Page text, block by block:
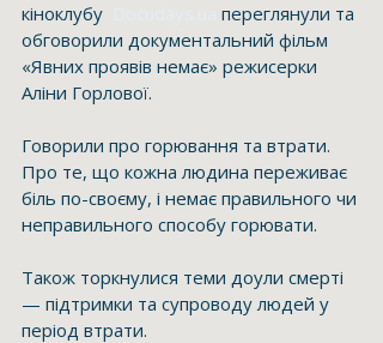
кіноклубу Docudays.ua переглянули та
обговорили документальний фільм
«Явних проявів немає» режисерки
Аліни Горлової.
Говорили про горювання та втрати.
Про те, що кожна людина переживає
біль по-своєму, і немає правильного чи
неправильного способу горювати.
Також торкнулися теми доули смерті
— підтримки та супроводу людей у
період втрати.